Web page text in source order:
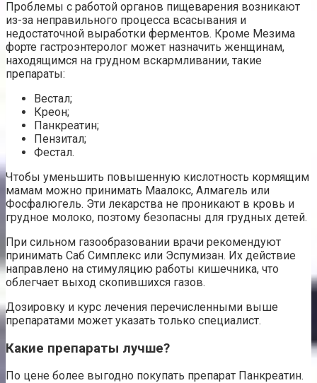
Проблемы с работой органов пищеварения возникают
из-за неправильного процесса всасывания и
недостаточной выработки ферментов. Кроме Мезима
форте гастроэнтеролог может назначить женщинам,
находящимся на грудном вскармливании, такие
препараты:
Вестал;
Креон;
Панкреатин;
Пензитал;
Фестал.
Чтобы уменьшить повышенную кислотность кормящим
мамам можно принимать Маалокс, Алмагель или
Фосфалюгель. Эти лекарства не проникают в кровь и
грудное молоко, поэтому безопасны для грудных детей.
При сильном газообразовании врачи рекомендуют
принимать Саб Симплекс или Эспумизан. Их действие
направлено на стимуляцию работы кишечника, что
облегчает выход скопившихся газов.
Дозировку и курс лечения перечисленными выше
препаратами может указать только специалист.
Какие препараты лучше?
По цене более выгодно покупать препарат Панкреатин.